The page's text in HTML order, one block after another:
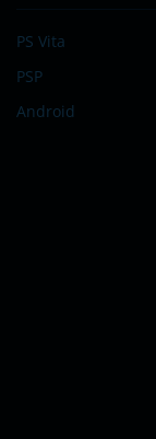
PS Vita
PSP
Android